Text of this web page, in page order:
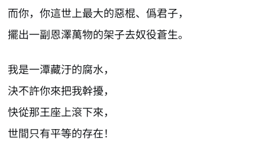
而你，你這世上最大的惡棍、僞君子，
擺出一副恩澤萬物的架子去奴役蒼生。
我是一潭藏汙的腐水，
決不許你來把我幹擾，
快從那王座上滾下來，
世間只有平等的存在！